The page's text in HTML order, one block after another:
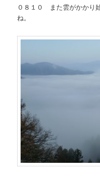
０８１０ また雲がかかり
ね。